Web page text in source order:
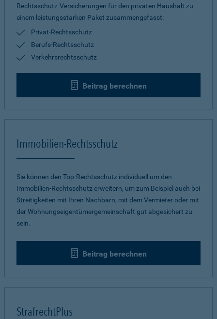
Rechtsschutz-Versicherungen für den privaten Haushalt zu
einem leistungsstarken Paket zusammengefasst:
Privat-Rechtsschutz
Berufs-Rechtsschutz
Verkehrsrechtsschutz
Beitrag berechnen
Immobilien-Rechtsschutz
Sie können den Top-Rechtsschutz individuell um den
Immobilien-Rechtsschutz erweitern, um zum Beispiel auch bei
Streitigkeiten mit Ihren Nachbarn, mit dem Vermieter oder mit
der Wohnungseigentümergemeinschaft gut abgesichert zu
sein.
Beitrag berechnen
StrafrechtPlus